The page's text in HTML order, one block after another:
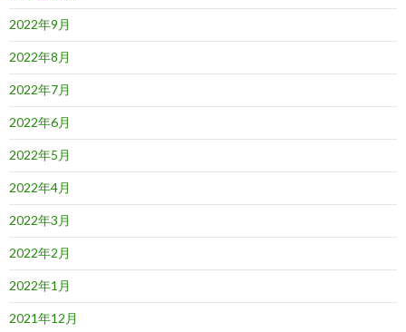
2022年9月
2022年8月
2022年7月
2022年6月
2022年5月
2022年4月
2022年3月
2022年2月
2022年1月
2021年12月